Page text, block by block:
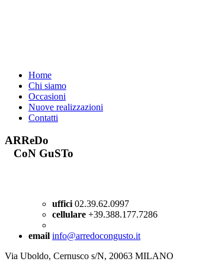
Home
Chi siamo
Occasioni
Nuove realizzazioni
Contatti
ARReDo
CoN GuSTo
uffici 02.39.62.0997
cellulare +39.388.177.7286
email info@arredocongusto.it
Via Uboldo, Cernusco s/N, 20063 MILANO